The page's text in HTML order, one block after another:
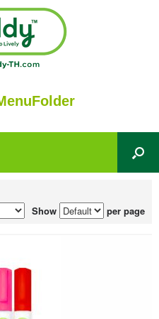
Show per page